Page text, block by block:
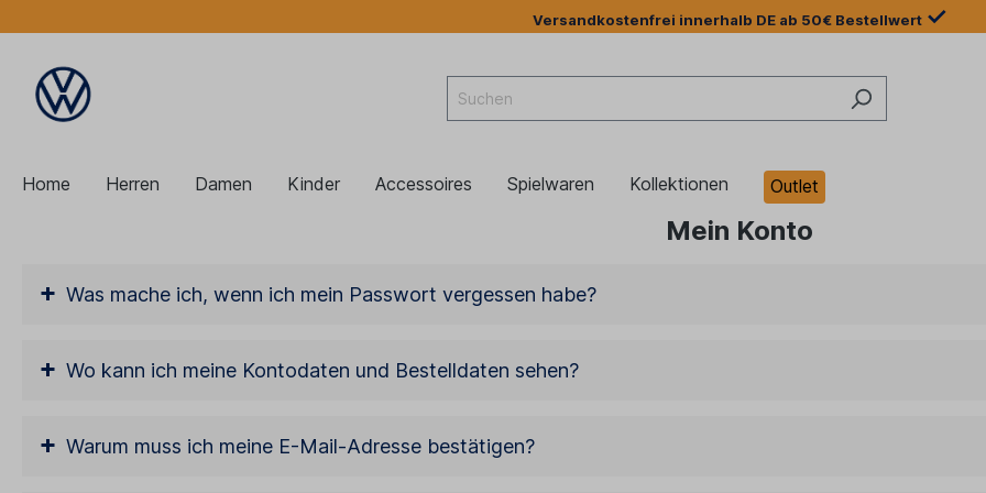
Versandkostenfrei innerhalb DE ab 50€ Bestellwert ✓
Home Herren Damen Kinder Accessoires Spielwaren Kollektionen Outlet
Mein Konto
+ Was mache ich, wenn ich mein Passwort vergessen habe?
+ Wo kann ich meine Kontodaten und Bestelldaten sehen?
+ Warum muss ich meine E-Mail-Adresse bestätigen?